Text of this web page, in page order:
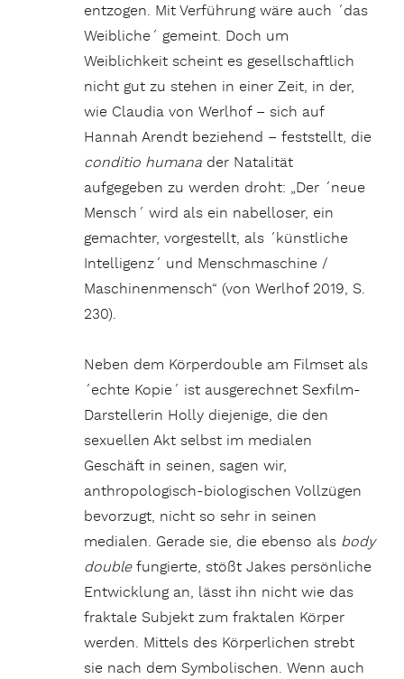
entzogen. Mit Verführung wäre auch ´das
Weibliche´ gemeint. Doch um
Weiblichkeit scheint es gesellschaftlich
nicht gut zu stehen in einer Zeit, in der,
wie Claudia von Werlhof – sich auf
Hannah Arendt beziehend – feststellt, die
conditio humana der Natalität
aufgegeben zu werden droht: „Der ´neue
Mensch´ wird als ein nabelloser, ein
gemachter, vorgestellt, als ´künstliche
Intelligenz´ und Menschmaschine /
Maschinenmensch“ (von Werlhof 2019, S.
230).
Neben dem Körperdouble am Filmset als
´echte Kopie´ ist ausgerechnet Sexfilm-
Darstellerin Holly diejenige, die den
sexuellen Akt selbst im medialen
Geschäft in seinen, sagen wir,
anthropologisch-biologischen Vollzügen
bevorzugt, nicht so sehr in seinen
medialen. Gerade sie, die ebenso als body
doublefungierte, stößt Jakes persönliche
Entwicklung an, lässt ihn nicht wie das
fraktale Subjekt zum fraktalen Körper
werden. Mittels des Körperlichen strebt
sie nach dem Symbolischen. Wenn auch